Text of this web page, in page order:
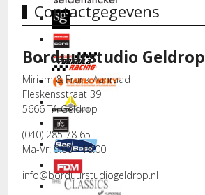
Contactgegevens
Borduurstudio Geldrop
Miriam & Frank Aanraad
Fleskensstraat 39
5666 TA Geldrop
(040) 285 78 65
Ma-Vr: 9.00 - 18.00
info@borduurstudiogeldrop.nl